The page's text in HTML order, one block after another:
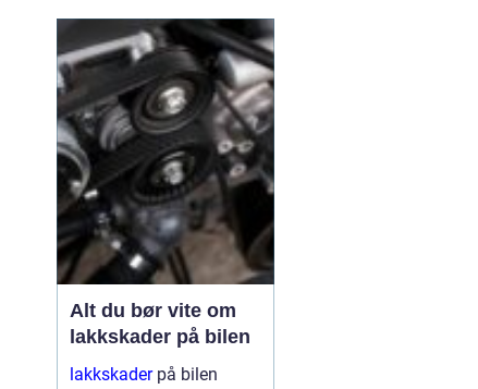
velger folie for å gi bilen
et mer eksklusivt preg,
mens andre ser mest på
fordelene med øk...
Alt du bør vite om
lakkskader på bilen
lakkskaderpå bilen